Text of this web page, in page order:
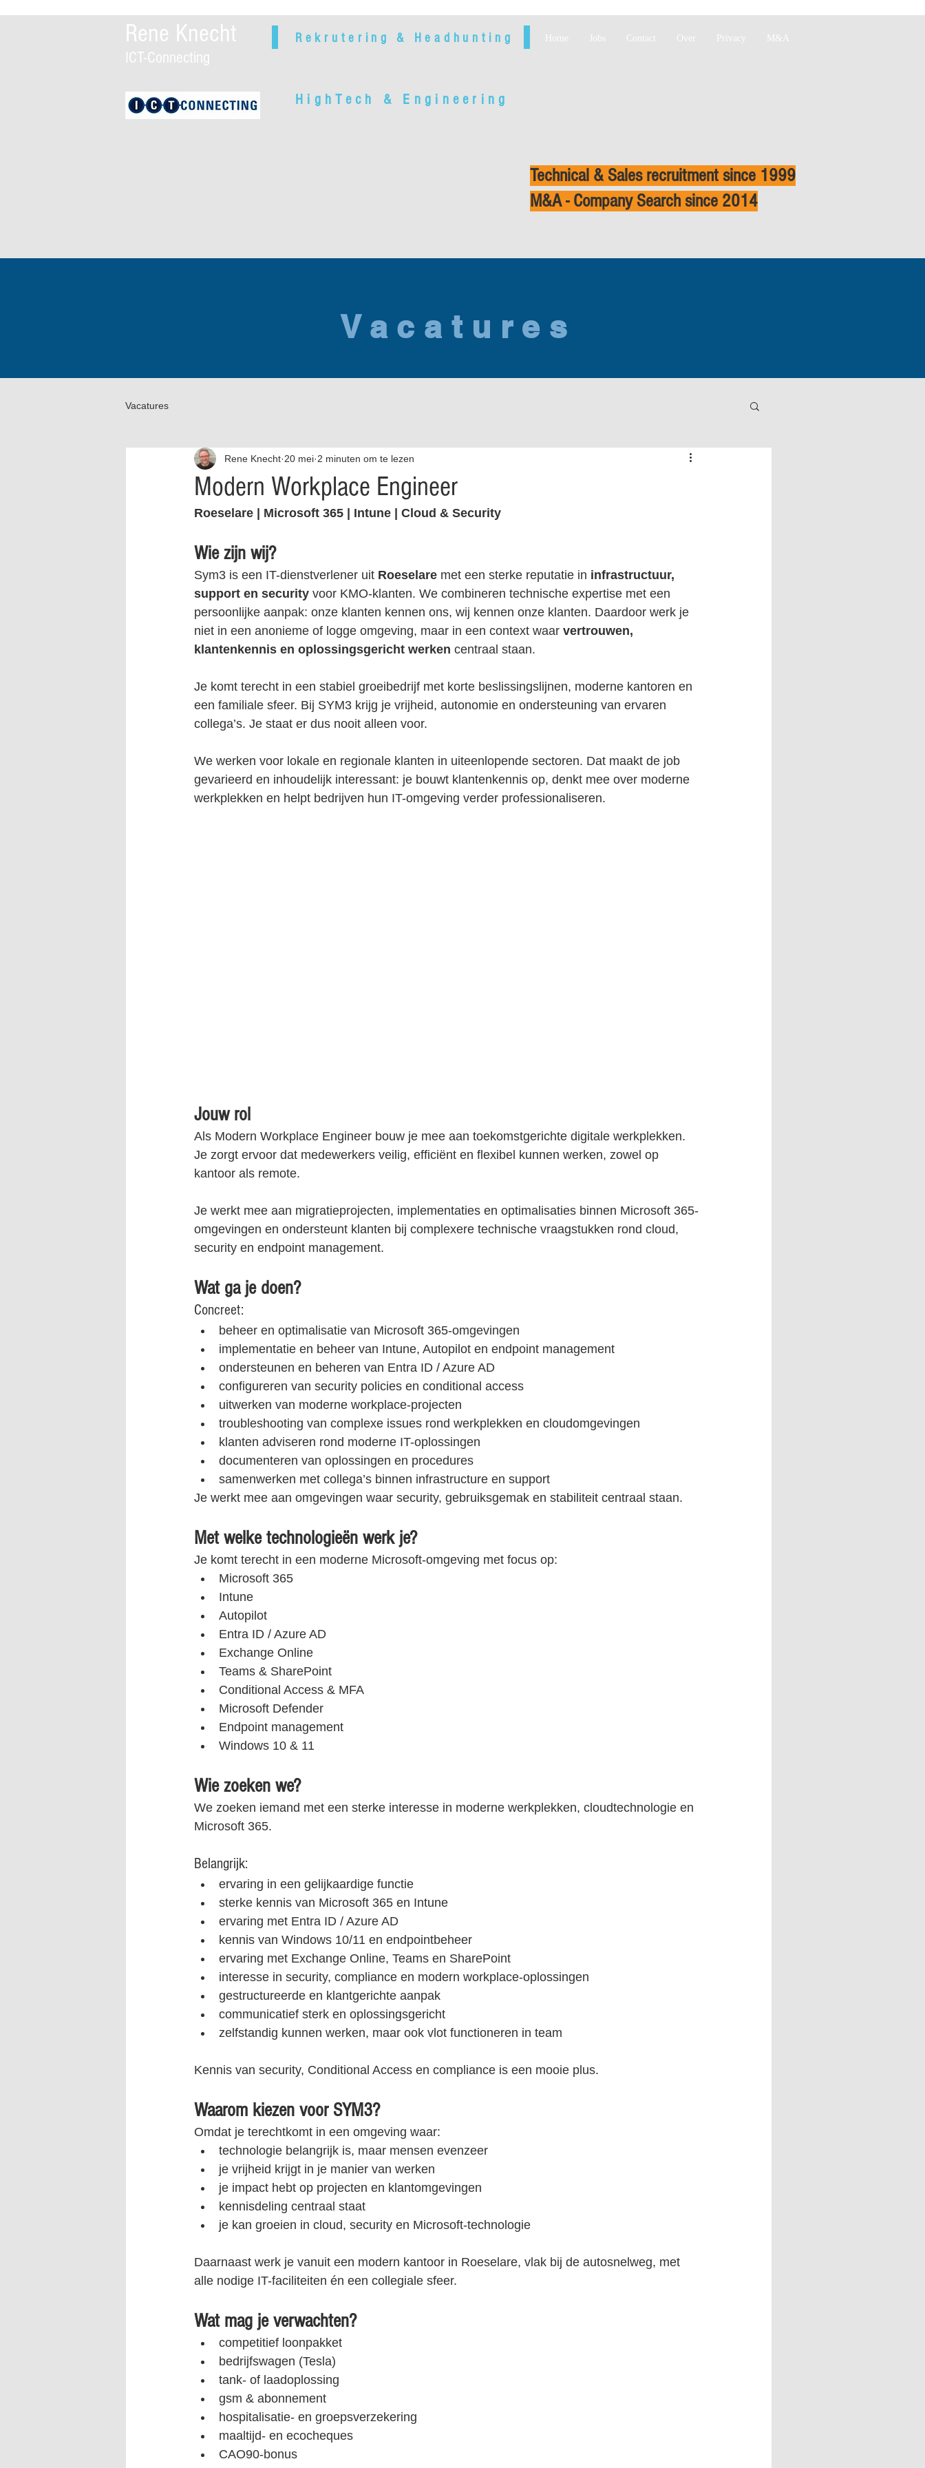
Rene Knecht
ICT-Connecting
Rekrutering & Headhunting Home Jobs Contact Over Privacy M&A
HighTech & Engineering
Technical & Sales recruitment since 1999
M&A - Company Search since 2014
Vacatures
Vacatures
Modern Workplace Engineer
Rene Knecht 20 mei 2 minuten om te lezen
Roeselare | Microsoft 365 | Intune | Cloud & Security
Wie zijn wij?
Sym3 is een IT-dienstverlener uit Roeselare met een sterke reputatie in infrastructuur,
support en security voor KMO-klanten. We combineren technische expertise met een
persoonlijke aanpak: onze klanten kennen ons, wij kennen onze klanten. Daardoor werk je
niet in een anonieme of logge omgeving, maar in een context waar vertrouwen,
klantenkennis en oplossingsgericht werken centraal staan.
Je komt terecht in een stabiel groeibedrijf met korte beslissingslijnen, moderne kantoren en
een familiale sfeer. Bij SYM3 krijg je vrijheid, autonomie en ondersteuning van ervaren
collega’s. Je staat er dus nooit alleen voor.
We werken voor lokale en regionale klanten in uiteenlopende sectoren. Dat maakt de job
gevarieerd en inhoudelijk interessant: je bouwt klantenkennis op, denkt mee over moderne
werkplekken en helpt bedrijven hun IT-omgeving verder professionaliseren.
Jouw rol
Als Modern Workplace Engineer bouw je mee aan toekomstgerichte digitale werkplekken.
Je zorgt ervoor dat medewerkers veilig, efficiënt en flexibel kunnen werken, zowel op
kantoor als remote.
Je werkt mee aan migratieprojecten, implementaties en optimalisaties binnen Microsoft 365-
omgevingen en ondersteunt klanten bij complexere technische vraagstukken rond cloud,
security en endpoint management.
Wat ga je doen?
Concreet:
beheer en optimalisatie van Microsoft 365-omgevingen
implementatie en beheer van Intune, Autopilot en endpoint management
ondersteunen en beheren van Entra ID / Azure AD
configureren van security policies en conditional access
uitwerken van moderne workplace-projecten
troubleshooting van complexe issues rond werkplekken en cloudomgevingen
klanten adviseren rond moderne IT-oplossingen
documenteren van oplossingen en procedures
samenwerken met collega’s binnen infrastructure en support
Je werkt mee aan omgevingen waar security, gebruiksgemak en stabiliteit centraal staan.
Met welke technologieën werk je?
Je komt terecht in een moderne Microsoft-omgeving met focus op:
Microsoft 365
Intune
Autopilot
Entra ID / Azure AD
Exchange Online
Teams & SharePoint
Conditional Access & MFA
Microsoft Defender
Endpoint management
Windows 10 & 11
Wie zoeken we?
We zoeken iemand met een sterke interesse in moderne werkplekken, cloudtechnologie en
Microsoft 365.
Belangrijk:
ervaring in een gelijkaardige functie
sterke kennis van Microsoft 365 en Intune
ervaring met Entra ID / Azure AD
kennis van Windows 10/11 en endpointbeheer
ervaring met Exchange Online, Teams en SharePoint
interesse in security, compliance en modern workplace-oplossingen
gestructureerde en klantgerichte aanpak
communicatief sterk en oplossingsgericht
zelfstandig kunnen werken, maar ook vlot functioneren in team
Kennis van security, Conditional Access en compliance is een mooie plus.
Waarom kiezen voor SYM3?
Omdat je terechtkomt in een omgeving waar:
technologie belangrijk is, maar mensen evenzeer
je vrijheid krijgt in je manier van werken
je impact hebt op projecten en klantomgevingen
kennisdeling centraal staat
je kan groeien in cloud, security en Microsoft-technologie
Daarnaast werk je vanuit een modern kantoor in Roeselare, vlak bij de autosnelweg, met
alle nodige IT-faciliteiten én een collegiale sfeer.
Wat mag je verwachten?
competitief loonpakket
bedrijfswagen (Tesla)
tank- of laadoplossing
gsm & abonnement
hospitalisatie- en groepsverzekering
maaltijd- en ecocheques
CAO90-bonus